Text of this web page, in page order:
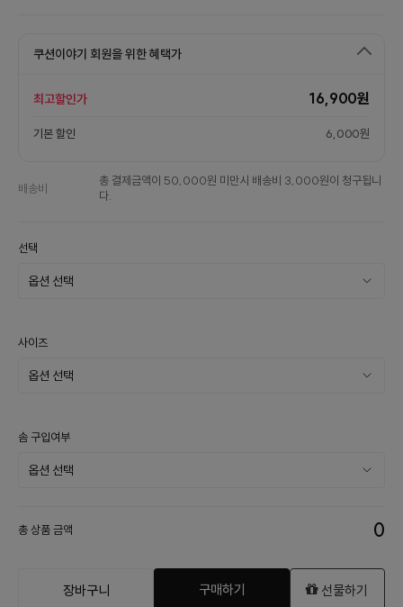
쿠션이야기 회원을 위한 혜택가
최고할인가 16,900원
기본 할인 6,000원
배송비
총 결제금액이 50,000원 미만시 배송비 3,000원이 청구됩니
다.
선택
사이즈
솜 구입여부
총 상품 금액 0
장바구니 구매하기 선물하기